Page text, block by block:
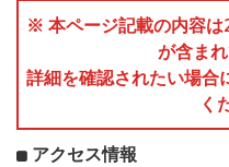
※ 本ページ記載の内容は
が含まれ
詳細を確認されたい場合
く
アクセス情報